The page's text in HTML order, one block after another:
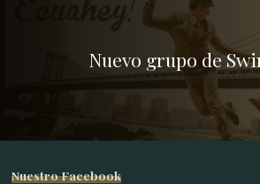
Nuevo grupo de
Nuestro Facebook